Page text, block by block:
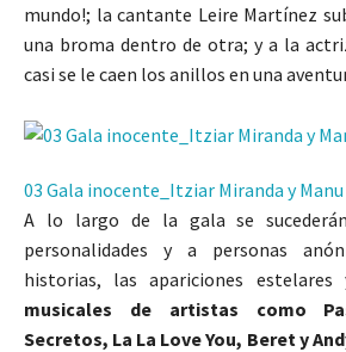
mundo!; la cantante Leire Martínez
una broma dentro de otra; y a la
casi se le caen los anillos en una
03 Gala inocente_Itziar Miranda y
A lo largo de la gala se
personalidades y a personas
historias, las apariciones estelares
musicales de artistas como
Secretos, La La Love You, Beret y And